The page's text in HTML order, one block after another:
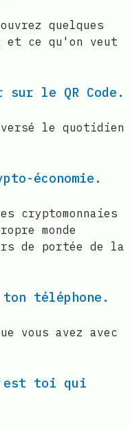
quelques
ce qu'on veut
le QR Code.
le quotidien
économie.
cryptomonnaies
monde
de portée de la
téléphone.
vous avez avec
toi qui